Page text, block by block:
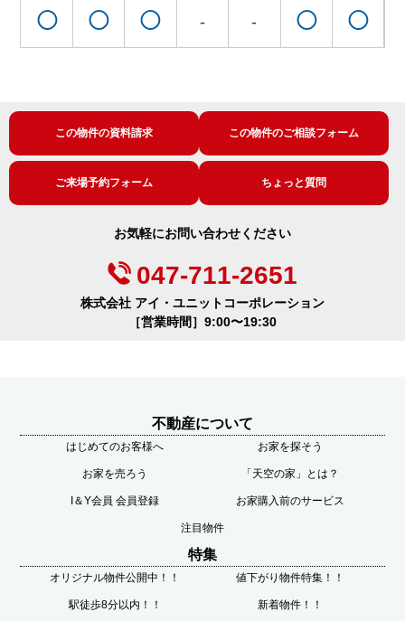
◯ ◯ ◯ - - ◯ ◯
この物件の資料請求 この物件のご相談フォーム
ご来場予約フォーム ちょっと質問
お気軽にお問い合わせください
047-711-2651
株式会社 アイ・ユニットコーポレーション
［営業時間］9:00〜19:30
不動産について
はじめてのお客様へ お家を探そう
お家を売ろう 「天空の家」とは？
I＆Y会員 会員登録 お家購入前のサービス
注目物件
特集
オリジナル物件公開中！！ 値下がり物件特集！！
駅徒歩8分以内！！ 新着物件！！